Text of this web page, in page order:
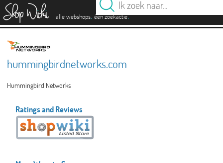
alle webshops. één zoekactie.
hummingbirdnetworks.com
Hummingbird Networks
Ratings and Reviews